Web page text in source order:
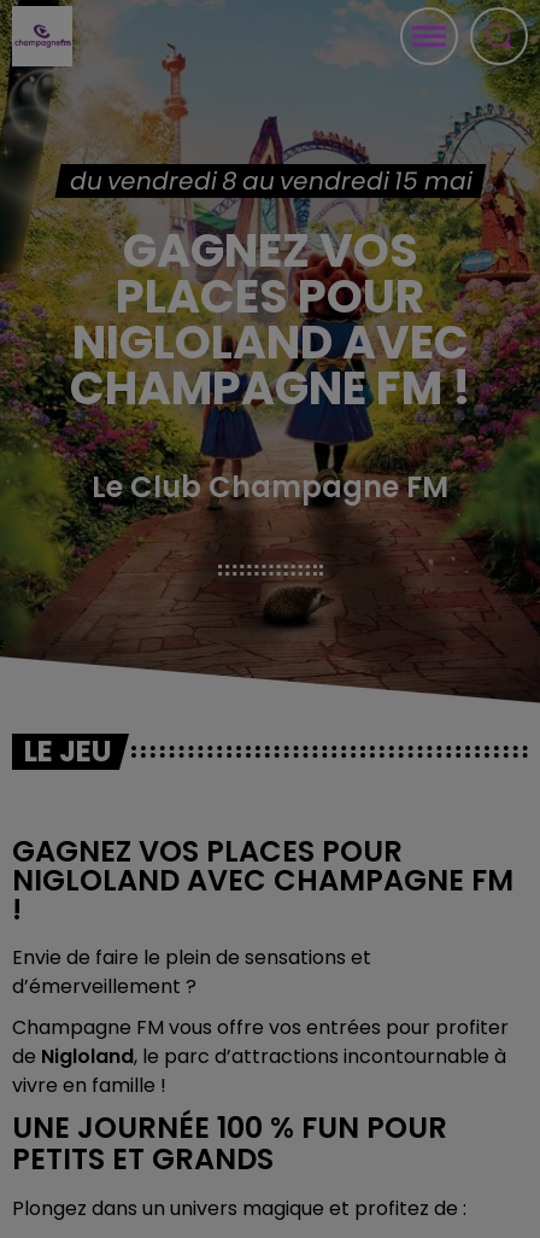
du vendredi 8 au vendredi 15 mai
GAGNEZ VOS
PLACES POUR
NIGLOLAND AVEC
CHAMPAGNE FM !
Le Club Champagne FM
LE JEU
GAGNEZ VOS PLACES POUR
NIGLOLAND AVEC CHAMPAGNE FM
!
Envie de faire le plein de sensations et
d’émerveillement ?
Champagne FM vous offre vos entrées pour profiter
de Nigloland, le parc d’attractions incontournable à
vivre en famille !
UNE JOURNÉE 100 % FUN POUR
PETITS ET GRANDS
Plongez dans un univers magique et profitez de :